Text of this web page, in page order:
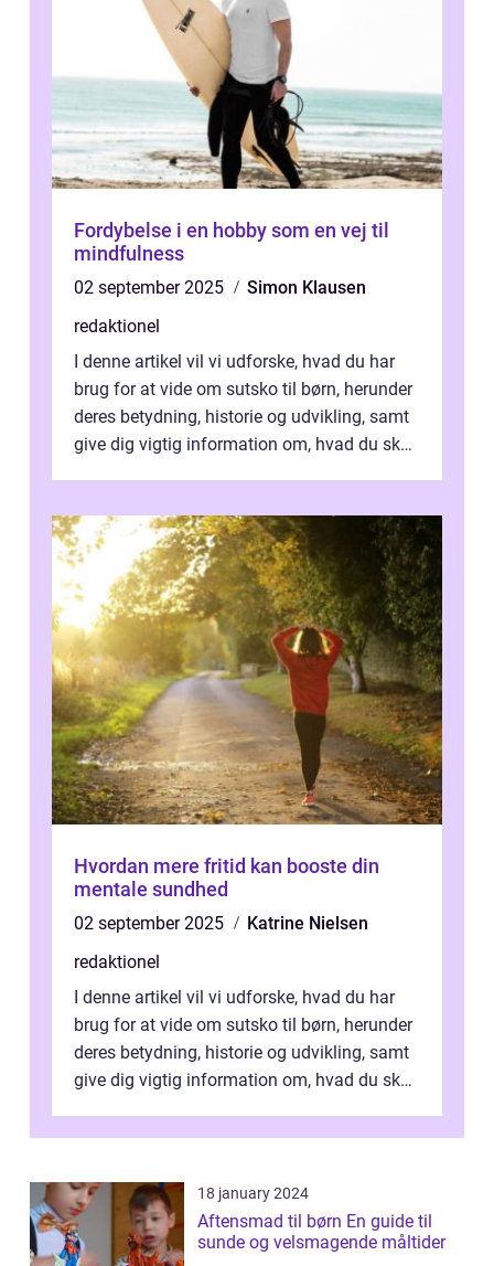
Fordybelse i en hobby som en vej til
mindfulness
02 september 2025
Simon Klausen
redaktionel
I denne artikel vil vi udforske, hvad du har
brug for at vide om sutsko til børn, herunder
deres betydning, historie og udvikling, samt
give dig vigtig information om, hvad du skal
Hvordan mere fritid kan booste din
mentale sundhed
02 september 2025
Katrine Nielsen
redaktionel
I denne artikel vil vi udforske, hvad du har
brug for at vide om sutsko til børn, herunder
deres betydning, historie og udvikling, samt
give dig vigtig information om, hvad du skal
18 january 2024
Aftensmad til børn En guide til
sunde og velsmagende måltider